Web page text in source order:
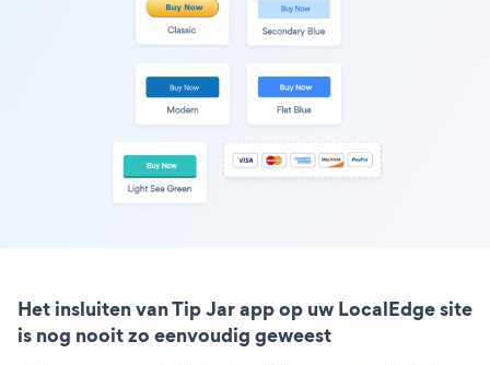
Het insluiten van Tip Jar app op uw LocalEdge site
is nog nooit zo eenvoudig geweest